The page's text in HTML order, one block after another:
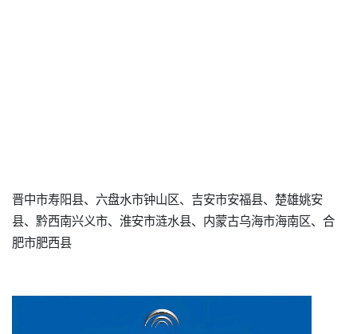
晋中市寿阳县、六盘水市钟山区、吉安市安福县、楚雄姚安
县、黔西南兴义市、淮安市涟水县、内蒙古乌海市海南区、合
肥市肥西县